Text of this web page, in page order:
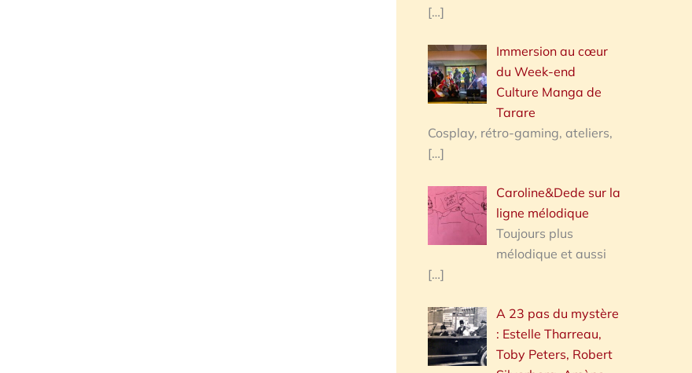
[…]
Immersion au cœur
du Week-end
Culture Manga de
Tarare
Cosplay, rétro-gaming, ateliers,
[…]
Caroline&Dede sur la
ligne mélodique
Toujours plus
mélodique et aussi
[…]
A 23 pas du mystère
: Estelle Tharreau,
Toby Peters, Robert